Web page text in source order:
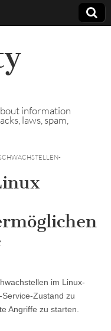
information
laws, spam,
im Linux-
Zustand zu
Angriffe zu starten.